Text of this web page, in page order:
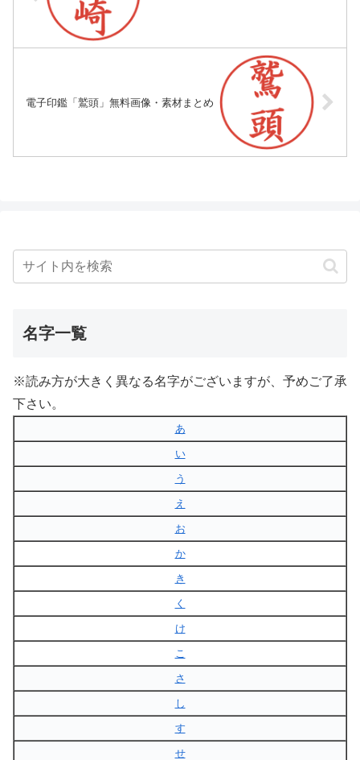
電子印鑑「鷲頭」無料画像・素材まとめ
名字一覧
※読み方が大きく異なる名字がございますが、予めご了承
下さい。
あ
い
う
え
お
か
き
く
け
こ
さ
し
す
せ